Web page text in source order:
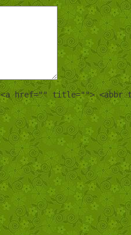
<a href="" title=""> <abbr